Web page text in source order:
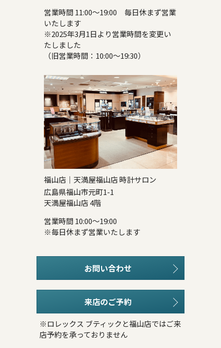
営業時間 11:00～19:00 毎日休まず営業
いたします
※2025年3月1日より営業時間を変更い
たしました
（旧営業時間：10:00～19:30）
福山店｜天満屋福山店 時計サロン
広島県福山市元町1-1
天満屋福山店 4階
営業時間 10:00～19:00
※毎日休まず営業いたします
お問い合わせ
来店のご予約
※ロレックス ブティックと福山店ではご来
店予約を承っておりません